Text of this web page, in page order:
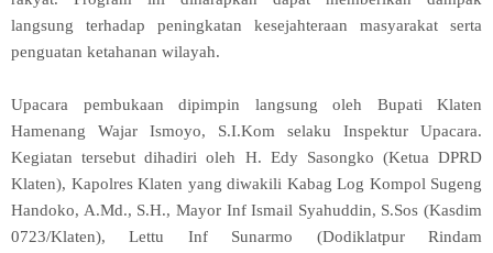
langsung terhadap peningkatan kesejahteraan masyarakat serta
penguatan ketahanan wilayah.
Upacara pembukaan dipimpin langsung oleh Bupati Klaten
Hamenang Wajar Ismoyo, S.I.Kom selaku Inspektur Upacara.
Kegiatan tersebut dihadiri oleh H. Edy Sasongko (Ketua DPRD
Klaten), Kapolres Klaten yang diwakili Kabag Log Kompol Sugeng
Handoko, A.Md., S.H., Mayor Inf Ismail Syahuddin, S.Sos (Kasdim
0723/Klaten), Lettu Inf Sunarmo (Dodiklatpur Rindam